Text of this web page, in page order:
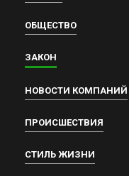
ОБЩЕСТВО
ЗАКОН
НОВОСТИ КОМПАНИЙ
ПРОИСШЕСТВИЯ
СТИЛЬ ЖИЗНИ